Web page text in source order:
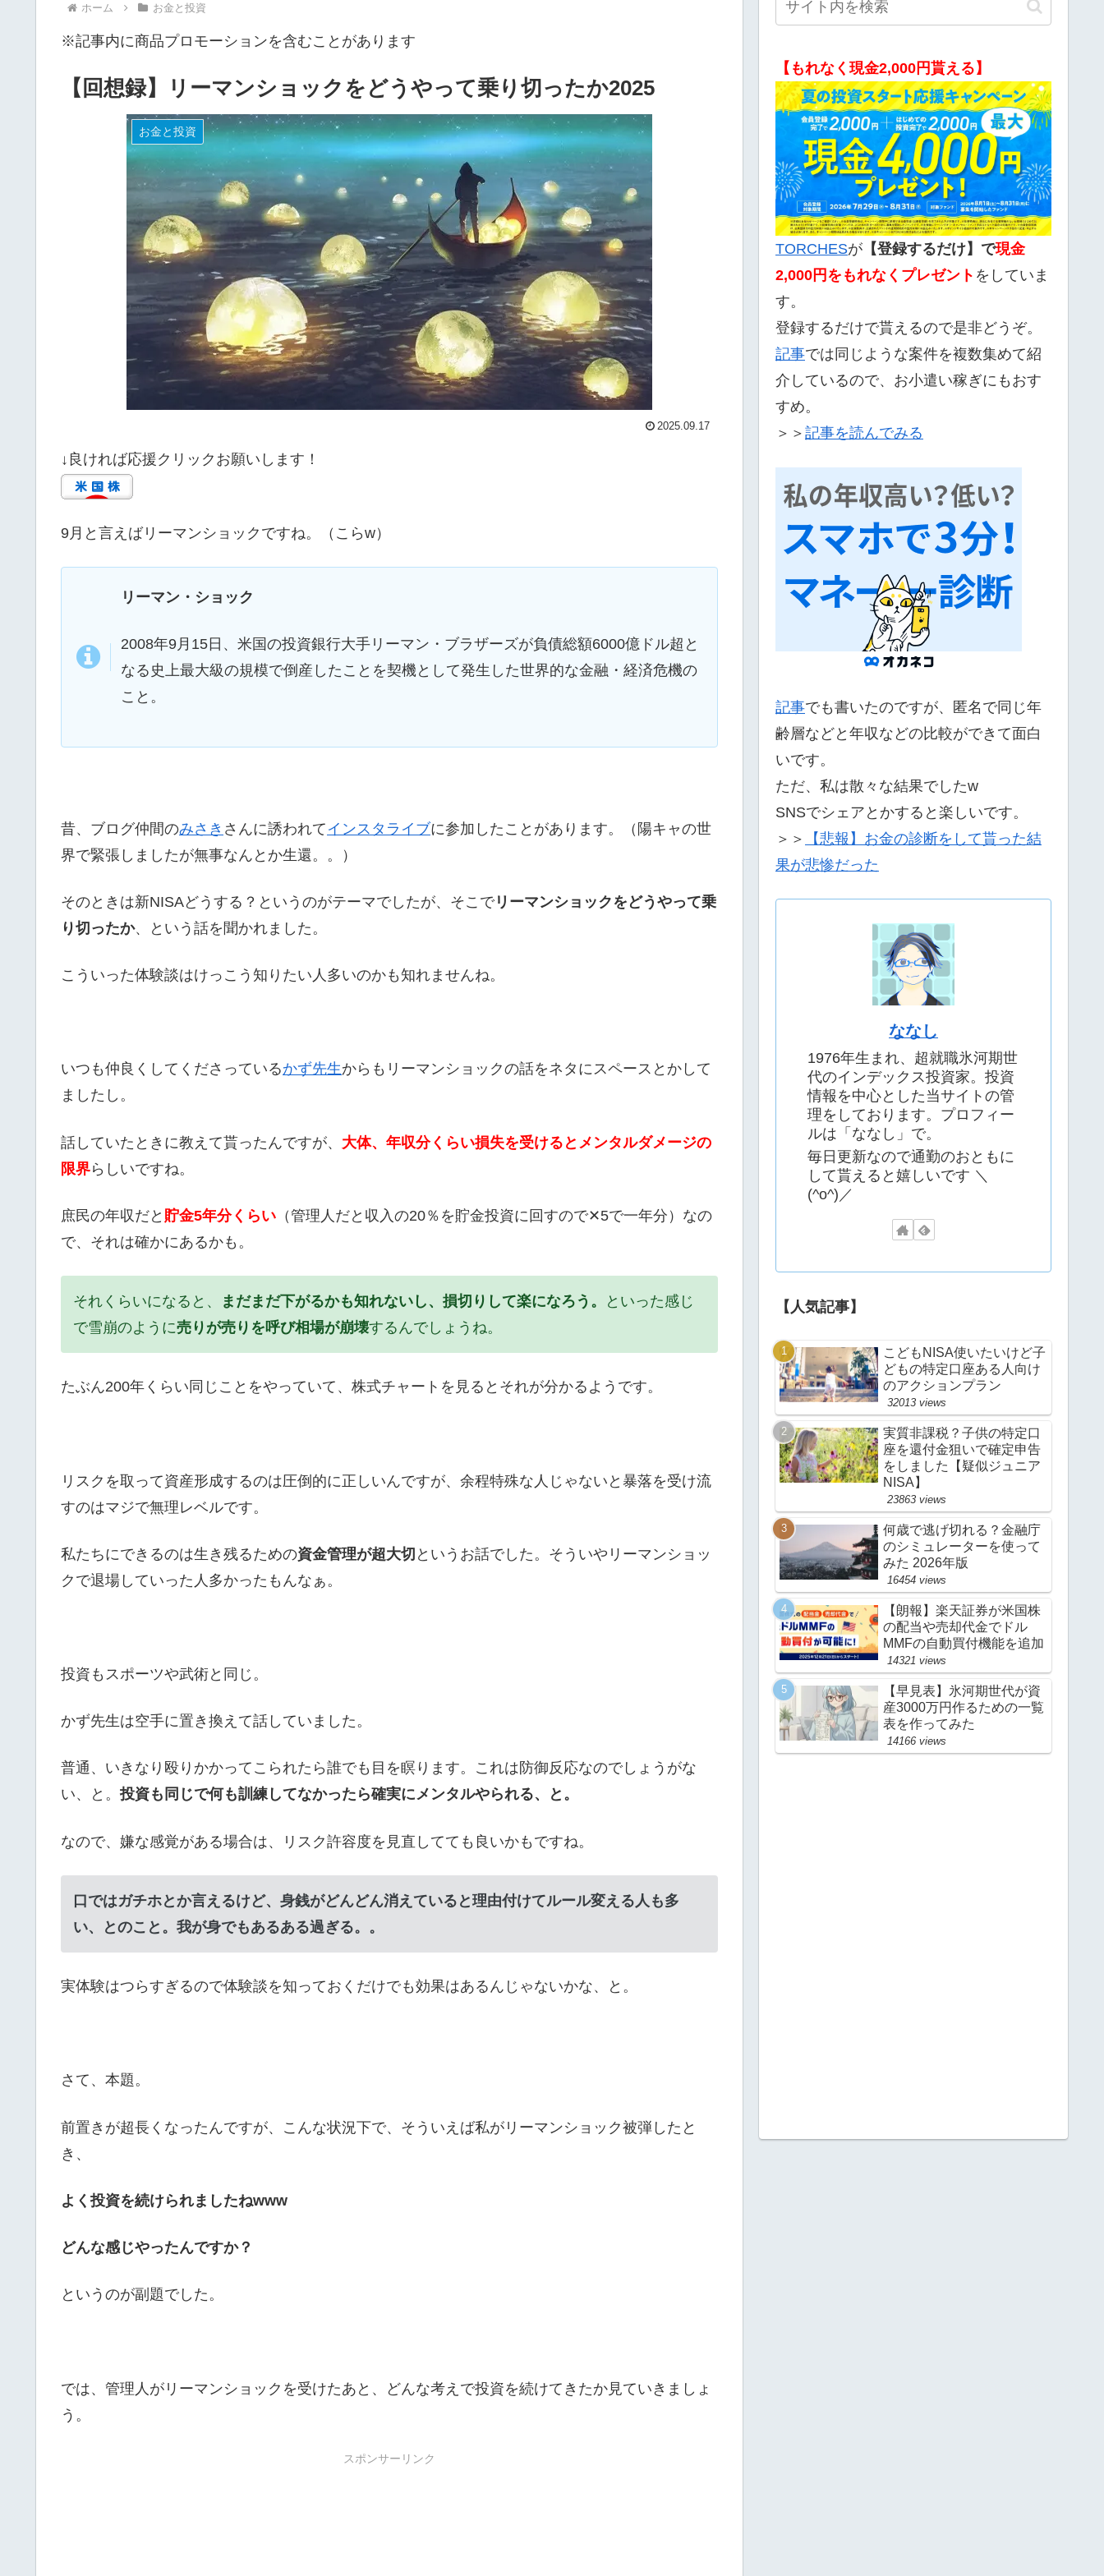
ホーム お金と投資
※記事内に商品プロモーションを含むことがあります
【回想録】リーマンショックをどうやって乗り切ったか2025
お金と投資
2025.09.17
↓良ければ応援クリックお願いします！
9月と言えばリーマンショックですね。（こらw）
リーマン・ショック
2008年9月15日、米国の投資銀行大手リーマン・ブラザーズが負債総額6000億ドル超と
なる史上最大級の規模で倒産したことを契機として発生した世界的な金融・経済危機の
こと。
昔、ブログ仲間のみさき さんに誘われて インスタライブに参加したことがあります。（陽キャの世
界で緊張しましたが無事なんとか生還。。）
そのときは新NISAどうする？というのがテーマでしたが、そこでリーマンショックをどうやって乗
り切ったか、という話を聞かれました。
こういった体験談はけっこう知りたい人多いのかも知れませんね。
いつも仲良くしてくださっているかず先生からもリーマンショックの話をネタにスペースとかして
ましたし。
話していたときに教えて貰ったんですが、 大体、年収分くらい損失を受けるとメンタルダメージの
限界らしいですね。
庶民の年収だと 貯金5年分くらい （管理人だと収入の20％を貯金投資に回すので✕5で一年分）なの
で、それは確かにあるかも。
それくらいになると、 まだまだ下がるかも知れないし、損切りして楽になろう。
といった感じ
で雪崩のように売りが売りを呼び相場が崩壊するんでしょうね。
たぶん200年くらい同じことをやっていて、株式チャートを見るとそれが分かるようです。
リスクを取って資産形成するのは圧倒的に正しいんですが、余程特殊な人じゃないと暴落を受け流
すのはマジで無理レベルです。
私たちにできるのは生き残るための資金管理が超大切 というお話でした。そういやリーマンショッ
クで退場していった人多かったもんなぁ。
投資もスポーツや武術と同じ。
かず先生は空手に置き換えて話していました。
普通、いきなり殴りかかってこられたら誰でも目を瞑ります。これは防御反応なのでしょうがな
い、と。投資も同じで何も訓練してなかったら確実にメンタルやられる、と。
なので、嫌な感覚がある場合は、リスク許容度を見直してても良いかもですね。
口ではガチホとか言えるけど、身銭がどんどん消えていると理由付けてルール変える人も多
い、とのこと。我が身でもあるある過ぎる。。
実体験はつらすぎるので体験談を知っておくだけでも効果はあるんじゃないかな、と。
さて、本題。
前置きが超長くなったんですが、こんな状況下で、そういえば私がリーマンショック被弾したと
き、
よく投資を続けられましたねwww
どんな感じやったんですか？
というのが副題でした。
では、管理人がリーマンショックを受けたあと、どんな考えで投資を続けてきたか見ていきましょ
う。
スポンサーリンク
【もれなく現金2,000円貰える】
TORCHESが 【登録するだけ】で現金
2,000 円をもれなくプレゼント をしていま
す。
登録するだけで貰えるので是非どうぞ。
記事では同じような案件を複数集めて紹
介しているので、お小遣い稼ぎにもおす
すめ。
＞＞ 記事を読んでみる
記事でも書いたのですが、匿名で同じ年
齢層などと年収などの比較ができて面白
いです。
ただ、私は散々な結果でしたw
SNSでシェアとかすると楽しいです。
＞＞
【悲報】お金の診断をして貰った結
果が悲惨だった
ななし
1976年生まれ、超就職氷河期世
代のインデックス投資家。投資
情報を中心とした当サイトの管
理をしております。プロフィー
ルは「ななし」で。
毎日更新なので通勤のおともに
して貰えると嬉しいです ＼
(^o^)／
【人気記事】
こどもNISA使いたいけど子
どもの特定口座ある人向け
のアクションプラン
32013 views
実質非課税？子供の特定口
座を還付金狙いで確定申告
をしました【疑似ジュニア
NISA】
23863 views
何歳で逃げ切れる？金融庁
のシミュレーターを使って
みた 2026年版
16454 views
【朗報】楽天証券が米国株
の配当や売却代金でドル
MMFの自動買付機能を追加
14321 views
【早見表】氷河期世代が資
産3000万円作るための一覧
表を作ってみた
14166 views